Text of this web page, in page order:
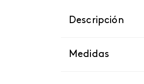
Descripción
Medidas